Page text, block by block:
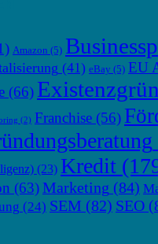
Amazon (5)
(41) eBay (5) EU
(66)
(2) Franchise (56)
(23) Kredit
(63)Marketing (84)
(24) SEM (82) SEO